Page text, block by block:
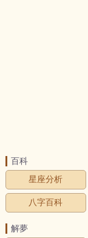
百科
星座分析
八字百科
解夢